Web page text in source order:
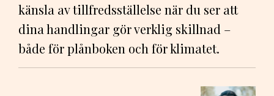
känsla av tillfredsställelse när du ser att
dina handlingar gör verklig skillnad –
både för plånboken och för klimatet.